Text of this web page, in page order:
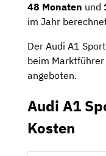
48 Monaten und
im Jahr
Der Audi A1
beim
angeboten.
Audi A1
Kosten